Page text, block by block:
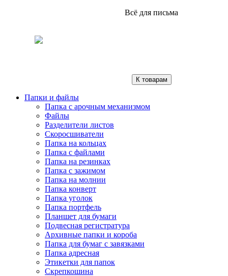
Всё для письма
К товарам
Папки и файлы
Папка с арочным механизмом
Файлы
Разделители листов
Скоросшиватели
Папка на кольцах
Папка с файлами
Папка на резинках
Папка с зажимом
Папка на молнии
Папка конверт
Папка уголок
Папка портфель
Планшет для бумаги
Подвесная регистратура
Архивные папки и короба
Папка для бумаг с завязками
Папка адресная
Этикетки для папок
Скрепкошина